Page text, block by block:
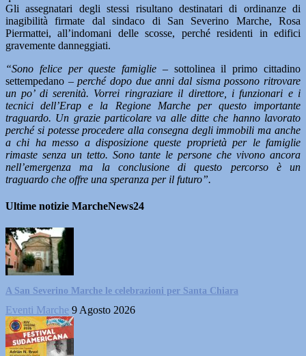
Gli assegnatari degli stessi risultano destinatari di ordinanze di
inagibilità firmate dal sindaco di San Severino Marche, Rosa
Piermattei, all’indomani delle scosse, perché residenti in edifici
gravemente danneggiati.
“Sono felice per queste famiglie –sottolinea il primo cittadino
settempedano – perché dopo due anni dal sisma possono ritrovare
un po’ di serenità. Vorrei ringraziare il direttore, i funzionari e i
tecnici dell’Erap e la Regione Marche per questo importante
traguardo. Un grazie particolare va alle ditte che hanno lavorato
perché si potesse procedere alla consegna degli immobili ma anche
a chi ha messo a disposizione queste proprietà per le famiglie
rimaste senza un tetto. Sono tante le persone che vivono ancora
nell’emergenza ma la conclusione di questo percorso è un
traguardo che offre una speranza per il futuro”.
Ultime notizie MarcheNews24
A San Severino Marche le celebrazioni per Santa Chiara
Eventi Marche 9 Agosto 2026